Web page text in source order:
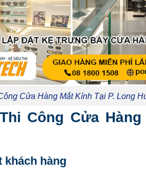
Cửa Hàng Mắt Kính Tại P. Long
Công Cửa
khách hàng